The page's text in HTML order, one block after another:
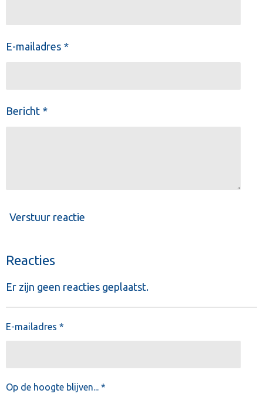
E-mailadres *
Bericht *
Verstuur reactie
Reacties
Er zijn geen reacties geplaatst.
E-mailadres *
Op de hoogte blijven... *